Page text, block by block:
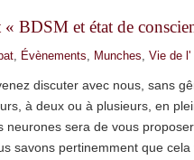
BDSM et état de
, Évènements, Munches, Vie de l'
discuter avec nous, sans
à deux ou à plusieurs, en
neurones sera de vous
savons pertinemment que